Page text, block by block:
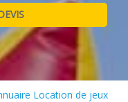
Location de jeux